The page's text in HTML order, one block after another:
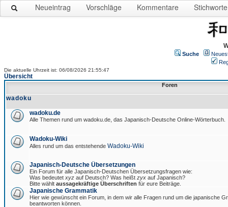
Neueintrag Vorschläge Kommentare Stichworte
Suche
Die aktuelle Uhrzeit ist: 06/08/2026 21:55:47
Übersicht
Foren
wadoku
wadoku.de
Alle Themen rund um wadoku.de, das Japanisch-Deutsche Online-Wörterbuch.
Wadoku-Wiki
Alles rund um das entstehende Wadoku-Wiki
Japanisch-Deutsche Übersetzungen
Ein Forum für alle Japanisch-Deutschen Übersetzungsfragen wie:
Was bedeutet xyz auf Deutsch? Was heißt zyx auf Japanisch?
Bitte wählt aussagekräftige Überschriften für eure Beiträge.
Japanische Grammatik
Hier wie gewünscht ein Forum, in dem wir alle Fragen rund um die japanische
beantworten können.